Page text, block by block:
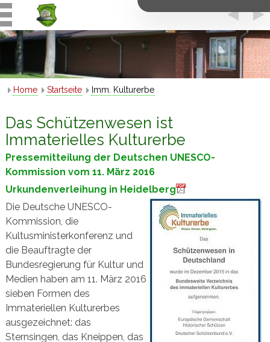
Home Startseite Imm. Kulturerbe
Das Schützenwesen ist
Immaterielles Kulturerbe
Pressemitteilung der Deutschen UNESCO-
Kommission vom 11. März 2016
Urkundenverleihung in Heidelberg
Die Deutsche UNESCO-
Kommission, die
Kultusministerkonferenz und
die Beauftragte der
Bundesregierung für Kultur und
Medien haben am 11. März 2016
sieben Formen des
Immateriellen Kulturerbes
ausgezeichnet: das
Sternsingen, das Kneippen, das